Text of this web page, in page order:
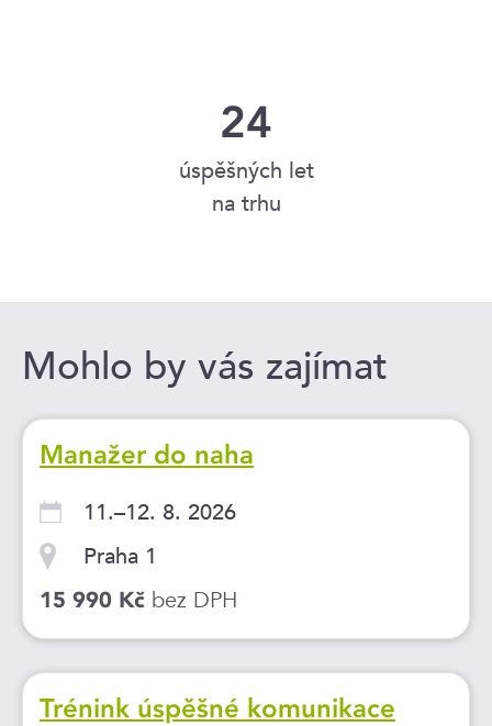
24
úspěšných let
na trhu
Mohlo by vás zajímat
Manažer do naha
11.–12. 8. 2026
Praha 1
15 990 Kč bez DPH
Trénink úspěšné komunikace